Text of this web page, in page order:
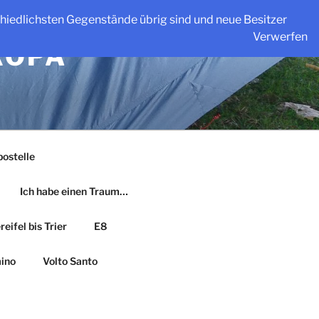
Gegenstände übrig sind und neue Besitzer
Verwerfen
Ich habe einen Traum…
bis Trier E8
Volto Santo